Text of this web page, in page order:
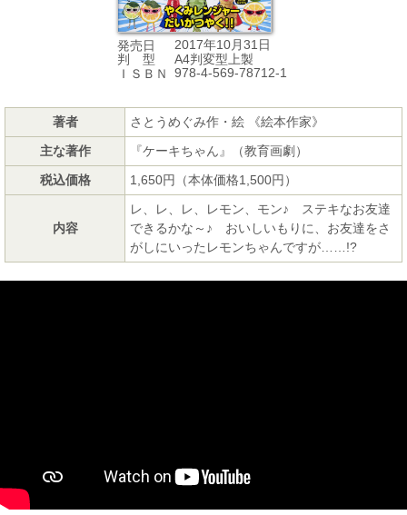
発売日
2017年10月31日
判 型
A4判変型上製
ＩＳＢＮ
978-4-569-78712-1
著者
さとうめぐみ作・絵 《絵本作家》
主な著作
『ケーキちゃん』（教育画劇）
税込価格
1,650円（本体価格1,500円）
内容
レ、レ、レ、レモン、モン♪ ステキなお友達
できるかな～♪ おいしいもりに、お友達をさ
がしにいったレモンちゃんですが……!?